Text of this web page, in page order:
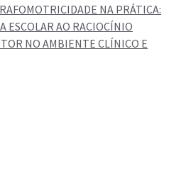
NA PRÁTICA:
ESCOLAR AO RACIOCÍNIO
NO AMBIENTE CLÍNICO E